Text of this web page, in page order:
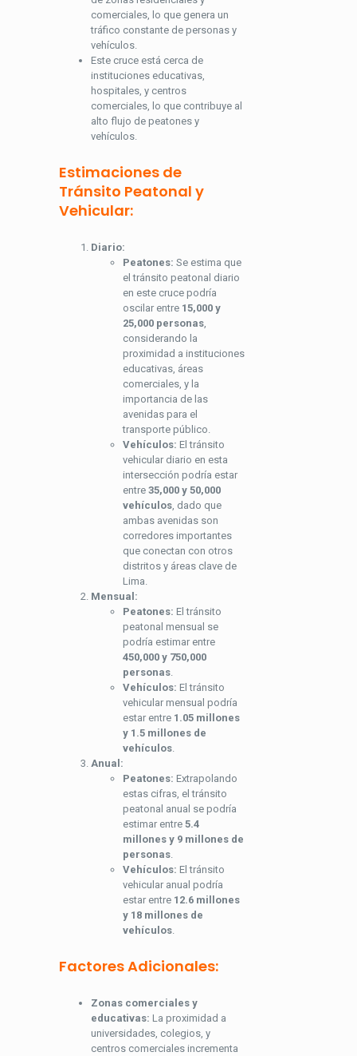
comerciales, lo que genera un
tráfico constante de personas y
vehículos.
Este cruce está cerca de
instituciones educativas,
hospitales, y centros
comerciales, lo que contribuye al
alto flujo de peatones y
vehículos.
Estimaciones de
Tránsito Peatonal y
Vehicular:
Diario:
Peatones: Se estima que
el tránsito peatonal diario
en este cruce podría
oscilar entre 15,000 y
25,000 personas
considerando la
proximidad a instituciones
educativas, áreas
comerciales, y la
importancia de las
avenidas para el
transporte público.
Vehículos: El tránsito
vehicular diario en esta
intersección podría estar
entre 35,000 y 50,000
vehículos , dado que
ambas avenidas son
corredores importantes
que conectan con otros
distritos y áreas clave de
Lima.
Mensual:
Peatones: El tránsito
peatonal mensual se
podría estimar entre
450,000 y 750,000
personas
Vehículos: El tránsito
vehicular mensual podría
estar entre 1.05 millones
y 1.5 millones de
vehículos
Anual:
Peatones: Extrapolando
estas cifras, el tránsito
peatonal anual se podría
estimar entre 5.4
millones y 9 millones de
personas
Vehículos: El tránsito
vehicular anual podría
estar entre 12.6 millones
y 18 millones de
vehículos
Factores Adicionales:
Zonas comerciales y
educativas: La proximidad a
universidades, colegios, y
centros comerciales incrementa